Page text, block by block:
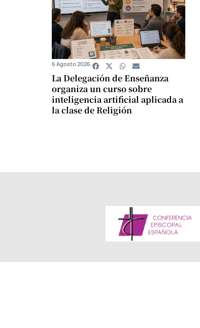
La Delegación de Enseñanza
organiza un curso sobre
inteligencia artificial aplicada a
la clase de Religión
6 Agosto 2026